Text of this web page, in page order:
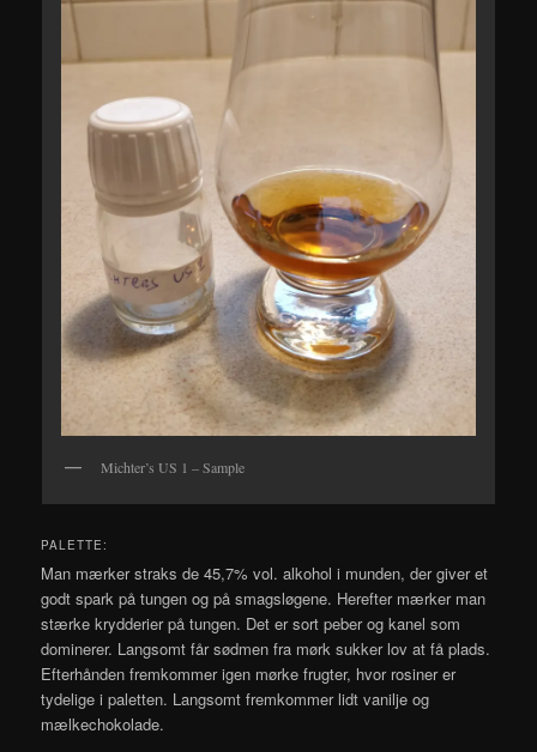
Michter’s US 1 – Sample
PALETTE:
Man mærker straks de 45,7% vol. alkohol i munden, der giver et
godt spark på tungen og på smagsløgene. Herefter mærker man
stærke krydderier på tungen. Det er sort peber og kanel som
dominerer. Langsomt får sødmen fra mørk sukker lov at få plads.
Efterhånden fremkommer igen mørke frugter, hvor rosiner er
tydelige i paletten. Langsomt fremkommer lidt vanilje og
mælkechokolade.